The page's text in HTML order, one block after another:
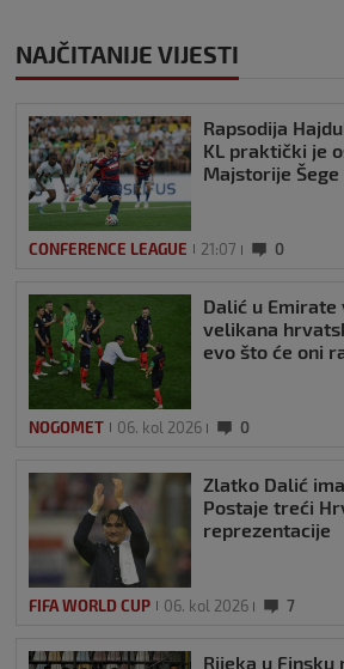
NAJČITANIJE VIJESTI
Rapsodija
KL praktički je
Majstorije
CONFERENCE LEAGUE 21:07 0
Dalić u Emirate
velikana
evo što će oni
NOGOMET 06. kol 2026 0
Zlatko Dalić
Postaje treći
reprezentacije
FIFA WORLD CUP 06. kol 2026 7
Rijeka u Finsku